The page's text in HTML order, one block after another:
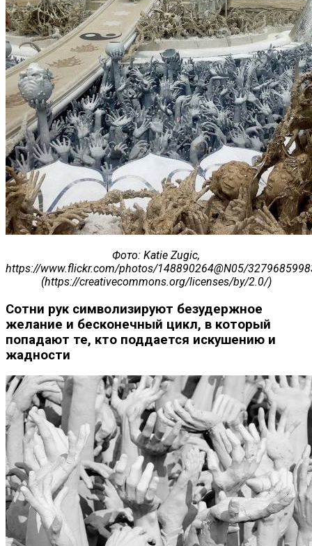
Фото: Katie Zugic,
https://www.flickr.com/photos/148890264@N05/
(https://creativecommons.org/licenses/by/2.0/)
Сотни рук символизируют безудержное
желание и бесконечный цикл, в который
попадают те, кто поддается искушению и
жадности